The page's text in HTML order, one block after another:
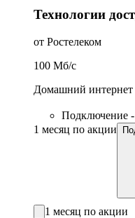
Технологии
от Ростелеком
100 Мб/c
Домашний интернет
Подключение
1 месяц по акции
1 месяц по акции